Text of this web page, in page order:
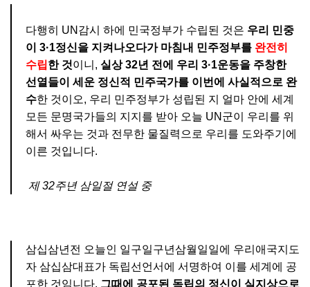
다행히 UN감시 하에 민국정부가 수립된 것은 우리 민중
이 3·1정신을 지켜나오다가 마침내 민주정부를 완전히
수립한 것이니, 실상 32년 전에 우리 3·1운동을 주창한
선열들이 세운 정신적 민주국가를 이번에 사실적으로 완
수한 것이오, 우리 민주정부가 성립된 지 얼마 안에 세계
모든 문명국가들의 지지를 받아 오늘 UN군이 우리를 위
해서 싸우는 것과 전무한 물질력으로 우리를 도와주기에
이른 것입니다.
제 32주년 삼일절 연설 중
삼십삼년전 오늘인 일구일구년삼월일일에 우리애국지도
자 삼십삼대표가 독립선언서에 서명하여 이를 세계에 공
포한 것임니다. 그때에 공포된 독립의 정신이 실지상으로